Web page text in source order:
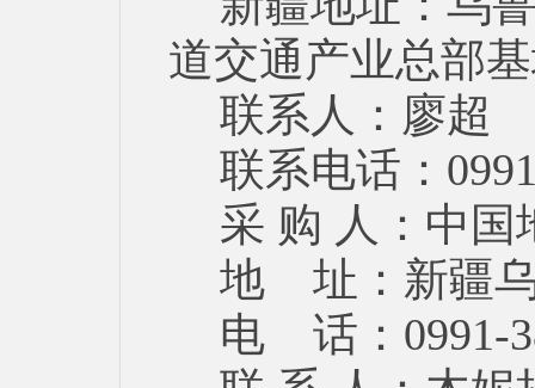
道交通产业总部
联系人：廖超
联系电话：
采 购 人：中国
地 址：新疆乌
电 话：0991-